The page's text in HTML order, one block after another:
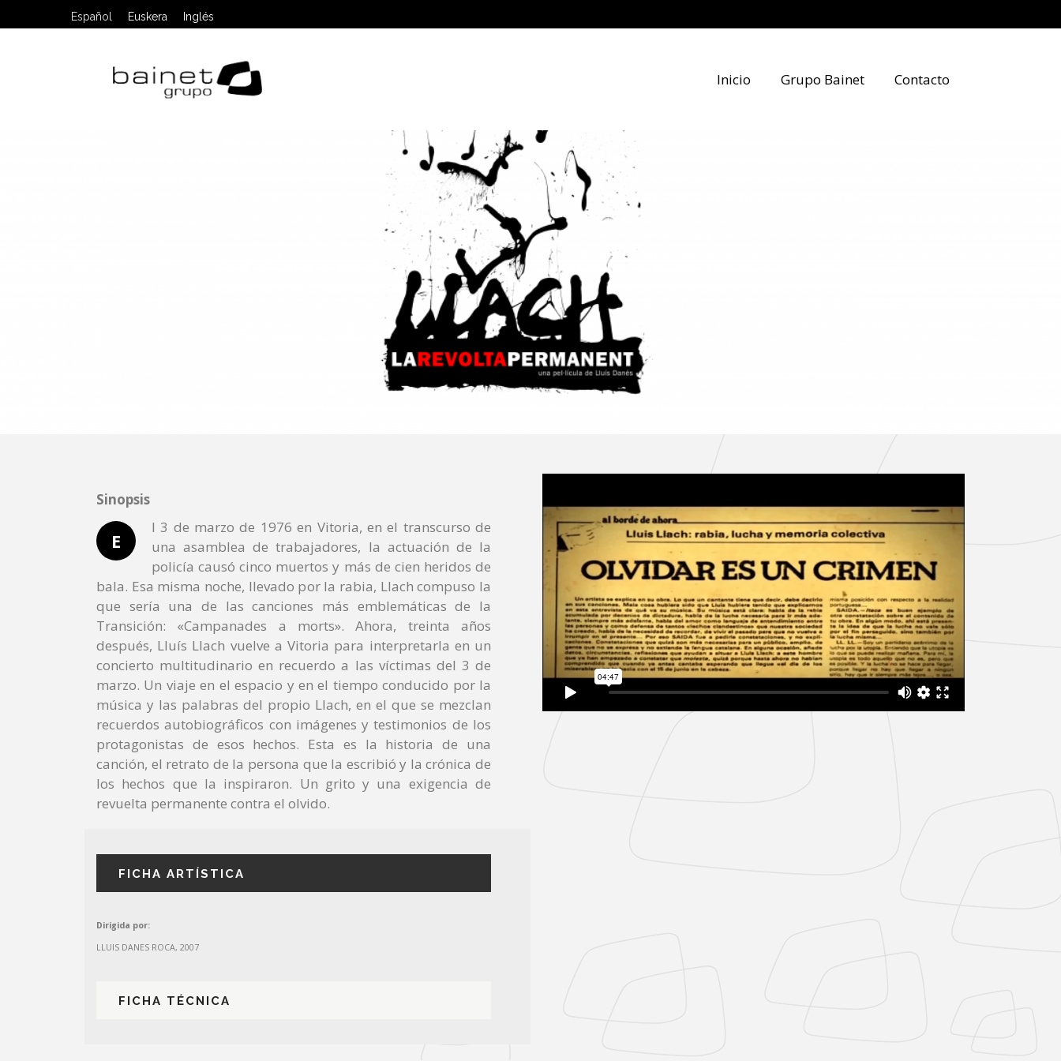
Español Euskera Inglés
Inicio Grupo Bainet Contacto
Sinopsis
E
l 3 de marzo de 1976 en Vitoria, en el transcurso de
una asamblea de trabajadores, la actuación de la
policía causó cinco muertos y más de cien heridos de
bala. Esa misma noche, llevado por la rabia, Llach compuso la
que sería una de las canciones más emblemáticas de la
Transición: «Campanades a morts». Ahora, treinta años
después, Lluís Llach vuelve a Vitoria para interpretarla en un
concierto multitudinario en recuerdo a las víctimas del 3 de
marzo. Un viaje en el espacio y en el tiempo conducido por la
música y las palabras del propio Llach, en el que se mezclan
recuerdos autobiográficos con imágenes y testimonios de los
protagonistas de esos hechos. Esta es la historia de una
canción, el retrato de la persona que la escribió y la crónica de
los hechos que la inspiraron. Un grito y una exigencia de
revuelta permanente contra el olvido.
FICHA ARTÍSTICA
Dirigida por:
LLUIS DANES ROCA, 2007
FICHA TÉCNICA